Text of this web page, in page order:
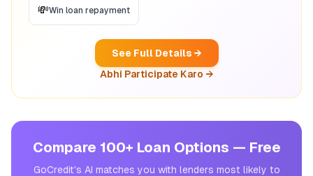
💸Win loan repayment
See Full Details →
Abhi Participate Karo →
Compare 100+ Loan Options — Free
GoCredit's AI matches you with lenders most likely to